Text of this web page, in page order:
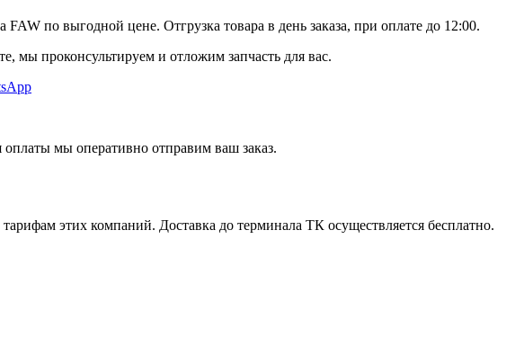
по выгодной цене. Отгрузка товара в день заказа, при оплате до 12:00.
проконсультируем и отложим запчасть для вас.
мы оперативно отправим ваш заказ.
этих компаний. Доставка до терминала ТК осуществляется бесплатно.